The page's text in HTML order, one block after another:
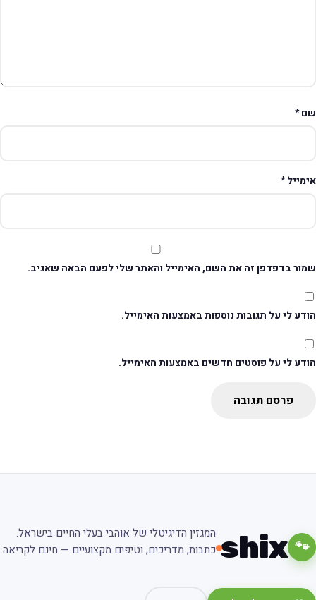
*
*
בדפדפן זה את השם, האימייל והאתר שלי לפעם הבאה שאגיב.
לי על תגובות נוספות באמצעות האימייל.
לי על פוסטים חדשים באמצעות האימייל.
פרסם תגובה
🐾
shix
המגזין הדיגיטלי של אוהבי בעלי החיים בישראל.
כתבות, מדריכים, וטיפים מקצועיים — חינם לקריאה.